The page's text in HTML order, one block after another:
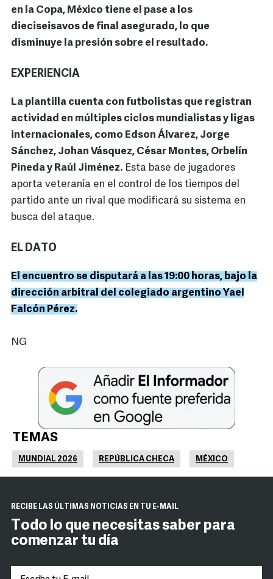
en la Copa, México tiene el pase a los
dieciseisavos de final asegurado, lo que
disminuye la presión sobre el resultado.
EXPERIENCIA
La plantilla cuenta con futbolistas que registran
actividad en múltiples ciclos mundialistas y ligas
internacionales, como Edson Álvarez, Jorge
Sánchez, Johan Vásquez, César Montes, Orbelín
Pineda y Raúl Jiménez. Esta base de jugadores
aporta veteranía en el control de los tiempos del
partido ante un rival que modificará su sistema en
busca del ataque.
EL DATO
El encuentro se disputará a las 19:00 horas, bajo la
dirección arbitral del colegiado argentino Yael
Falcón Pérez.
NG
TEMAS
MUNDIAL 2026 REPÚBLICA CHECA MÉXICO
RECIBE LAS ÚLTIMAS NOTICIAS EN TU E-MAIL
Todo lo que necesitas saber para
comenzar tu día